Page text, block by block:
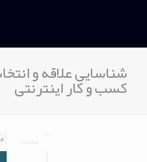
شناسایی علاقه و
کسب و کار اینترنتی